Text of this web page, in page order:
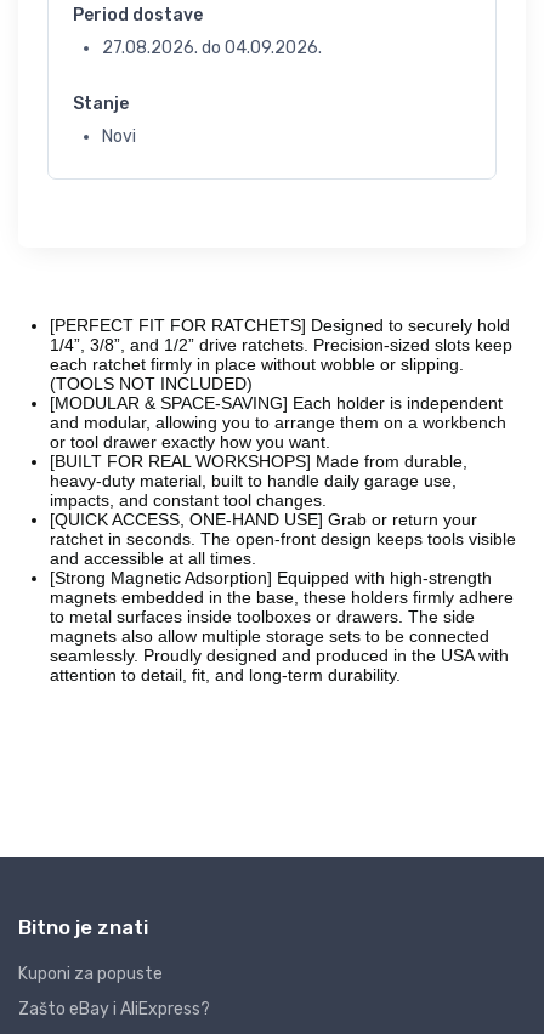
Period dostave
27.08.2026. do 04.09.2026.
Stanje
Novi
Bitno je znati
Kuponi za popuste
Zašto eBay i AliExpress?